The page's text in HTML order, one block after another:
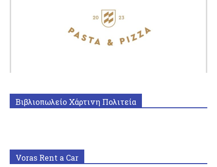
Βιβλιοπωλείο Χάρτινη Πολιτεία
Voras Rent a Car